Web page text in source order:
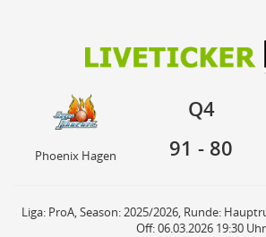
Phoenix Hagen
Q4
91 - 80
Phoenix Hagen
Liga: ProA, Season: 2025/2026, Runde:
Off: 06.03.2026 19:30 Uhr